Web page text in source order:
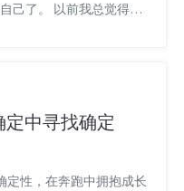
己了。 以前我总觉得，
始知道自己在干什么、
看结果，2025年并不算
中寻找确定
定性，在奔跑中拥抱成长